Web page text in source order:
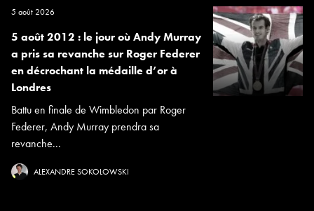
5 août 2026
5 août 2012 : le jour où Andy Murray
a pris sa revanche sur Roger Federer
en décrochant la médaille d’or à
Londres
Battu en finale de Wimbledon par Roger
Federer, Andy Murray prendra sa
revanche...
ALEXANDRE SOKOLOWSKI